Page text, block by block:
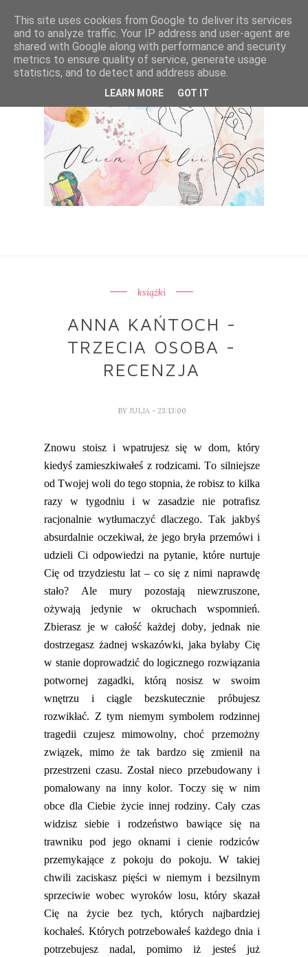
książki
ANNA KAŃTOCH -
TRZECIA OSOBA -
RECENZJA
BY JULIA - 23:13:00
Znowu stoisz i wpatrujesz się w dom, który
kiedyś zamieszkiwałeś z rodzicami. To silniejsze
od Twojej woli do tego stopnia, że robisz to kilka
razy w tygodniu i w zasadzie nie potrafisz
racjonalnie wytłumaczyćdlaczego. Tak jakbyś
absurdalnie oczekiwał, że jego bryła przemówi i
udzieli Ci odpowiedzi na pytanie, które nurtuje
Cię od trzydziestu lat – co się z nimi naprawdę
stało? Ale mury pozostają niewzruszone,
ożywają jedynie w okruchach wspomnień.
Zbierasz je w całość każdej doby, jednak nie
dostrzegasz żadnej wskazówki, jaka byłaby Cię
w stanie doprowadzić do logicznego rozwiązania
potwornej zagadki, którą nosisz w swoim
wnętrzu i ciągle bezskutecznie próbujesz
rozwikłać. Z tym niemym symbolem rodzinnej
tragedii czujesz mimowolny,choć przemożny
związek, mimo że tak bardzo się zmienił na
przestrzeni czasu. Został nieco przebudowany i
pomalowany na inny kolor. Toczy się w nim
obce dla Ciebie życie innej rodziny.Cały czas
widzisz siebie i rodzeństwo bawiące się na
trawniku pod jego oknami i cienie rodziców
przemykające z pokoju do pokoju. W takiej
chwili zaciskasz pięści w niemym i bezsilnym
sprzeciwie wobec wyroków losu, który skazał
Cię na życie bez tych, których najbardziej
kochałeś. Których potrzebowałeś każdego dnia i
potrzebujesz nadal, pomimo iż jesteś już
This site uses cookies from Google to deliver its services
and to analyze traffic. Your IP address and user-agent are
shared with Google along with performance and security
metrics to ensure quality of service, generate usage
statistics, and to detect and address abuse.
LEARN MORE GOT IT